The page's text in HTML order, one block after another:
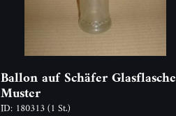
Ballon auf Schäfer Glasflasche
Muster
ID: 180313(1 St.)